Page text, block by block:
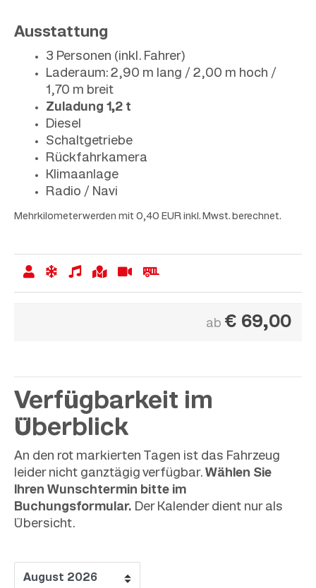
Ausstattung
3 Personen (inkl. Fahrer)
Laderaum: 2,90 m lang / 2,00 m hoch /
1,70 m breit
Zuladung 1,2 t
Diesel
Schaltgetriebe
Rückfahrkamera
Klimaanlage
Radio / Navi
Mehrkilometer werden mit 0,40 EUR inkl. Mwst. berechnet.
ab € 69,00
Verfügbarkeit im
Überblick
An den rot markierten Tagen ist das Fahrzeug
leider nicht ganztägig verfügbar. Wählen Sie
Ihren Wunschtermin bitte im
Buchungsformular. Der Kalender dient nur als
Übersicht.